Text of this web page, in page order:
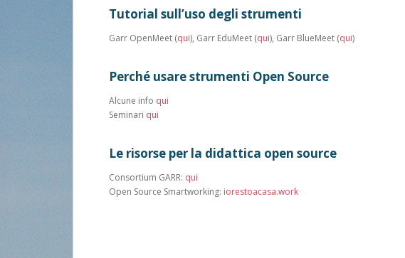
Tutorial sull’uso degli strumenti
Garr OpenMeet (qui), Garr EduMeet (qui), Garr BlueMeet (qui)
Perché usare strumenti Open Source
Alcune info qui
Seminari qui
Le risorse per la didattica open source
Consortium GARR: qui
Open Source Smartworking: iorestoacasa.work